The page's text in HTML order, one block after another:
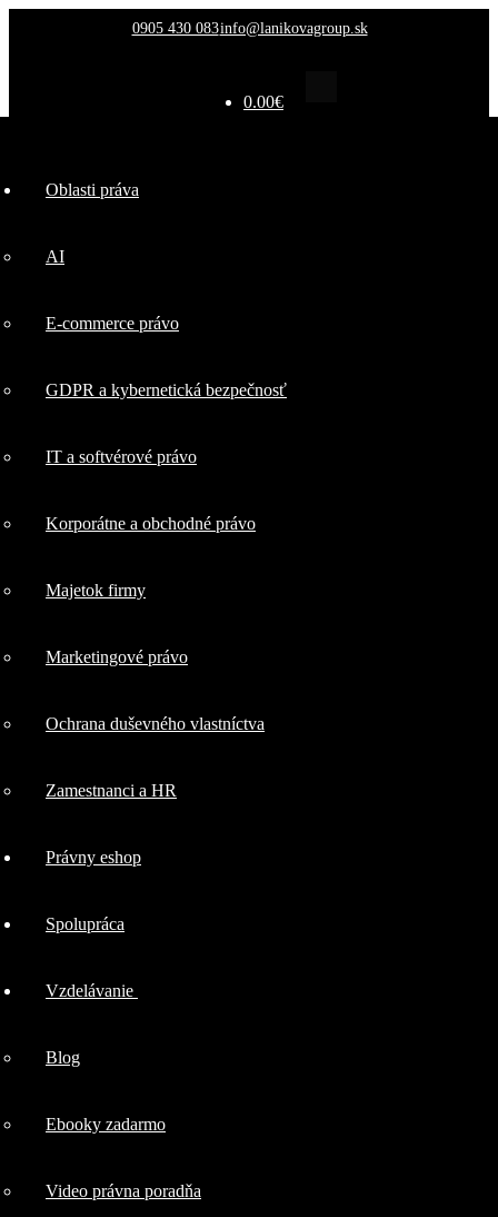
0905 430 083info@lanikovagroup.sk
Oblasti práva
AI
E-commerce právo
GDPR a kybernetická bezpečnosť
IT a softvérové právo
Korporátne a obchodné právo
Majetok firmy
Marketingové právo
Ochrana duševného vlastníctva
Zamestnanci a HR
Právny eshop
Spolupráca
Vzdelávanie
Blog
Ebooky zadarmo
Video právna poradňa
0.00€